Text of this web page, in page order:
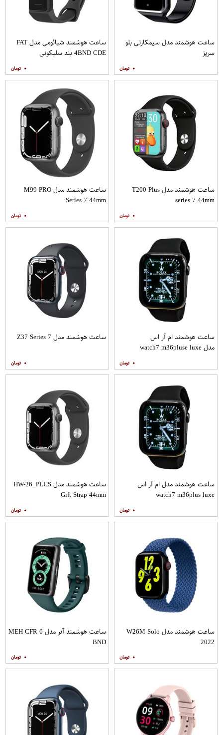
ساعت هوشمند مدل سیمکارتی بلو
سریز
۰
ساعت هوشمند شیائومی مدل FAT
4BND CDE بند سلیکونی
۰
ساعت هوشمند مدل T200-Plus
series 7 44mm
۰
ساعت هوشمند مدل M99-PRO
Series 7 44mm
۰
ساعت هوشمند ام آر اس
مدل watch7 m36pluse luxe
۰
ساعت هوشمند مدل Z37 Series 7
۰
ساعت هوشمند مدل ام آر اس
watch7 m36plus luxe
۰
ساعت هوشمند مدل HW-26_PLUS
Gift Strap 44mm
۰
ساعت هوشمند مدل W26M Solo
2022
۰
ساعت هوشمند آنر مدل MEH CFR 6
BND
۰